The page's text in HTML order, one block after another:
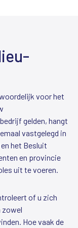
voor het
gelden, hangt
vastgelegd in
het Besluit
en provincie
uit te voeren.
of u zich
zowel
Hoe vaak de